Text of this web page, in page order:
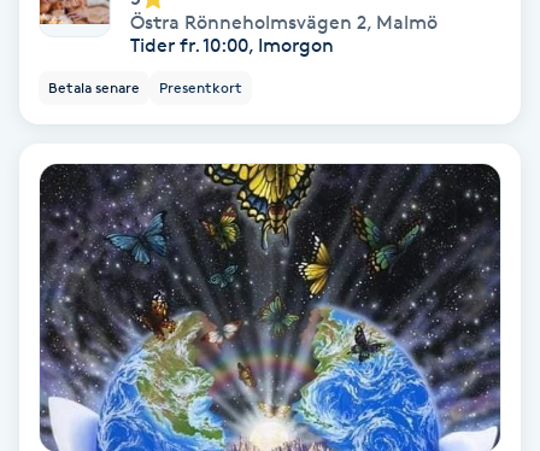
Fotmassage
Fotsvamp
Fotvård
Fransar
Fransborttagning
Fransfärgning
Fransförlängning
Östra Rönneholmsvägen 2, Malmö
Tider fr. 10:00, Imorgon
Betala senare Presentkort